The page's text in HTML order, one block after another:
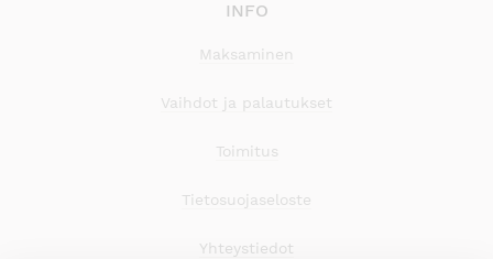
INFO
Maksaminen
Vaihdot ja palautukset
Toimitus
Tietosuojaseloste
Yhteystiedot